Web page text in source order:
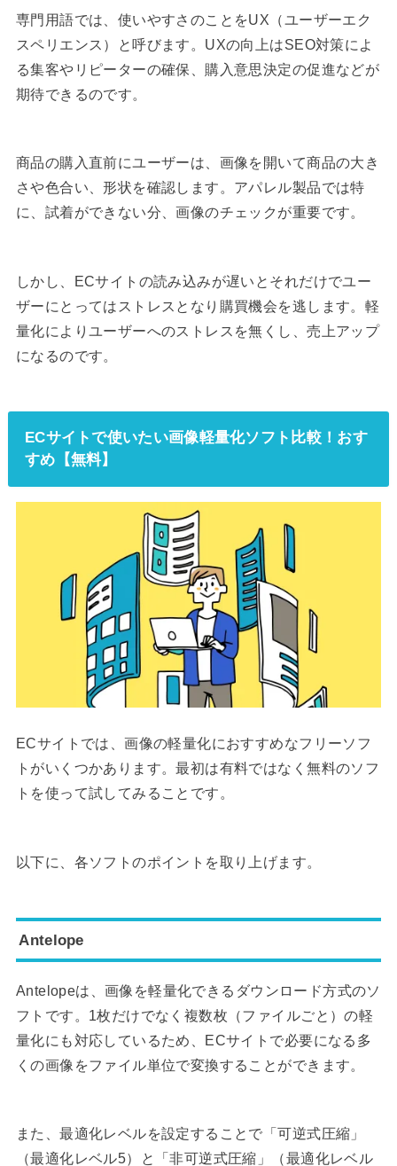
専門用語では、使いやすさのことをUX（ユーザーエク
スペリエンス）と呼びます。UXの向上はSEO対策によ
る集客やリピーターの確保、購入意思決定の促進などが
期待できるのです。
商品の購入直前にユーザーは、画像を開いて商品の大き
さや色合い、形状を確認します。アパレル製品では特
に、試着ができない分、画像のチェックが重要です。
しかし、ECサイトの読み込みが遅いとそれだけでユー
ザーにとってはストレスとなり購買機会を逃します。軽
量化によりユーザーへのストレスを無くし、売上アップ
になるのです。
ECサイトで使いたい画像軽量化ソフト比較！おす
すめ【無料】
ECサイトでは、画像の軽量化におすすめなフリーソフ
トがいくつかあります。最初は有料ではなく無料のソフ
トを使って試してみることです。
以下に、各ソフトのポイントを取り上げます。
Antelope
Antelopeは、画像を軽量化できるダウンロード方式のソ
フトです。1枚だけでなく複数枚（ファイルごと）の軽
量化にも対応しているため、ECサイトで必要になる多
くの画像をファイル単位で変換することができます。
また、最適化レベルを設定することで「可逆式圧縮」
（最適化レベル5）と「非可逆式圧縮」（最適化レベル